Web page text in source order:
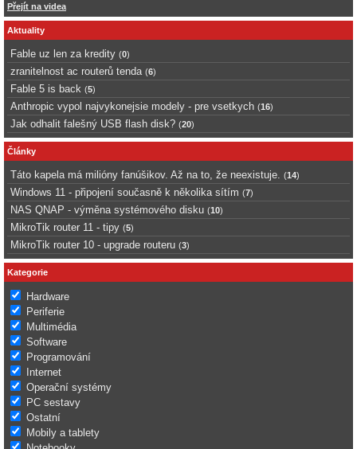
Přejít na videa
Aktuality
Fable uz len za kredity (0)
zranitelnost ac routerů tenda (6)
Fable 5 is back (5)
Anthropic vypol najvykonejsie modely - pre vsetkych (16)
Jak odhalit falešný USB flash disk? (20)
Články
Táto kapela má milióny fanúšikov. Až na to, že neexistuje. (14)
Windows 11 - připojení současně k několika sítím (7)
NAS QNAP - výměna systémového disku (10)
MikroTik router 11 - tipy (5)
MikroTik router 10 - upgrade routeru (3)
Kategorie
Hardware
Periferie
Multimédia
Software
Programování
Internet
Operační systémy
PC sestavy
Ostatní
Mobily a tablety